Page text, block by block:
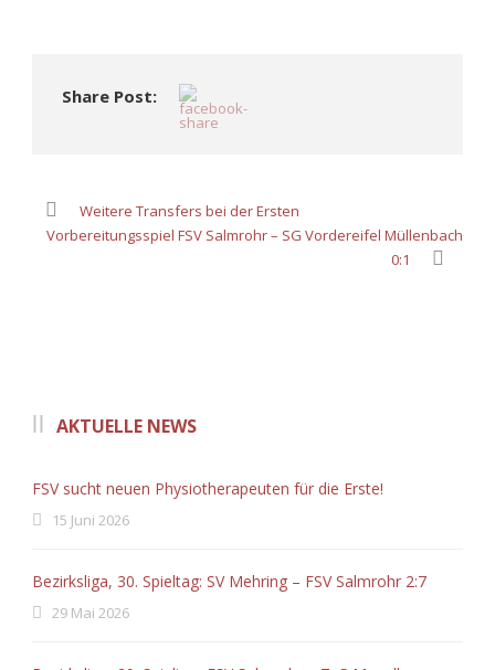
Share Post:
Weitere Transfers bei der Ersten
Vorbereitungsspiel FSV Salmrohr – SG Vordereifel Müllenbach
0:1
AKTUELLE NEWS
FSV sucht neuen Physiotherapeuten für die Erste!
15 Juni 2026
Bezirksliga, 30. Spieltag: SV Mehring – FSV Salmrohr 2:7
29 Mai 2026